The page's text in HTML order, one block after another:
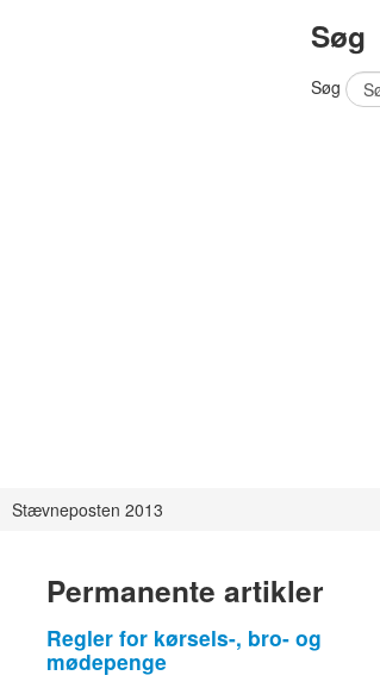
Søg
Søg
Stævneposten 2013
Permanente artikler
Regler for kørsels-, bro- og
mødepenge